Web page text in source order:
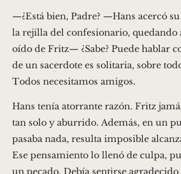
—¿Está bien, Padre? —Hans acercó
la rejilla del confesionario,
oído de Fritz— ¿Sabe? Puede hablar
de un sacerdote es solitaria, sobre
Todos necesitamos amigos.
Hans tenía atorrante razón. Fritz
tan solo y aburrido. Además, en un
pasaba nada, resulta imposible
Ese pensamiento lo llenó de culpa,
un pecado. Debía sentirse